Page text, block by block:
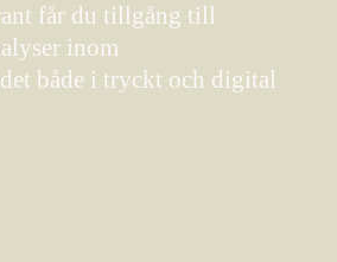
får du tillgång till
inom
både i tryckt och digital